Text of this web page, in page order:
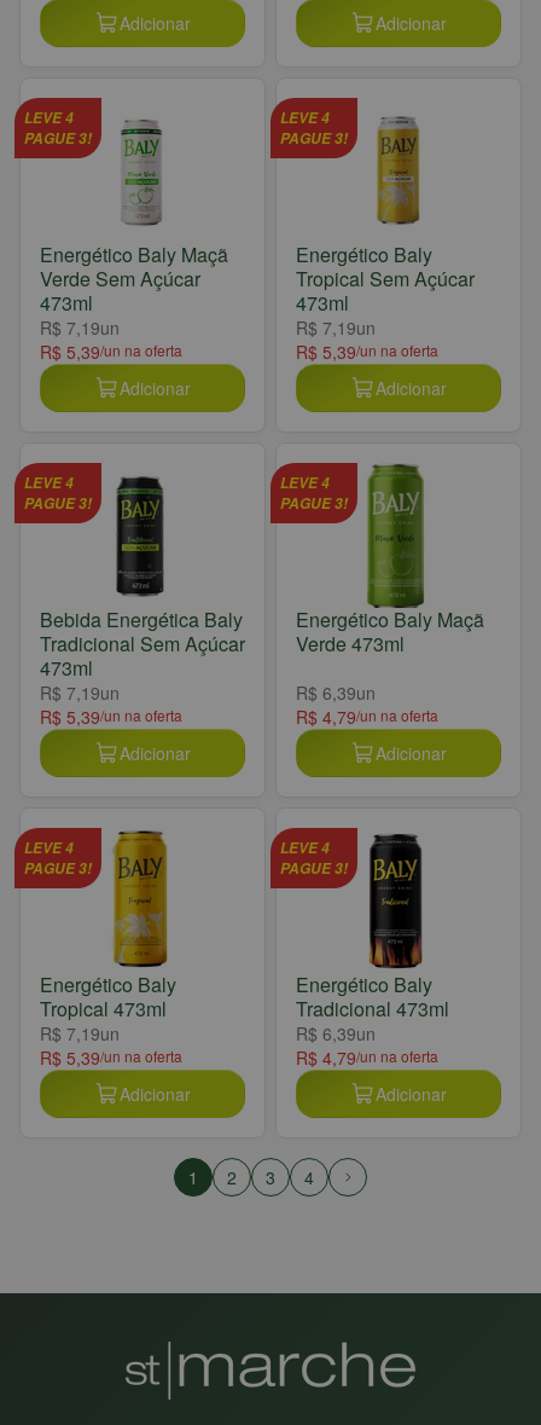
Adicionar
Adicionar
LEVE 4
PAGUE 3!
Energético Baly Maçã
Verde Sem Açúcar
473ml
R$ 7,19un
R$ 5,39/un na oferta
Adicionar
LEVE 4
PAGUE 3!
Energético Baly
Tropical Sem Açúcar
473ml
R$ 7,19un
R$ 5,39/un na oferta
Adicionar
LEVE 4
PAGUE 3!
Bebida Energética Baly
Tradicional Sem Açúcar
473ml
R$ 7,19un
R$ 5,39/un na oferta
Adicionar
LEVE 4
PAGUE 3!
Energético Baly Maçã
Verde 473ml
R$ 6,39un
R$ 4,79/un na oferta
Adicionar
LEVE 4
PAGUE 3!
Energético Baly
Tropical 473ml
R$ 7,19un
R$ 5,39/un na oferta
Adicionar
LEVE 4
PAGUE 3!
Energético Baly
Tradicional 473ml
R$ 6,39un
R$ 4,79/un na oferta
Adicionar
1 2 3 4